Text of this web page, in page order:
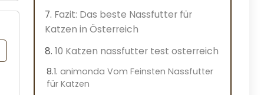
Fazit: Das beste Nassfutter für
Katzen in Österreich
10 Katzen nassfutter test osterreich
animonda Vom Feinsten Nassfutter
für Katzen